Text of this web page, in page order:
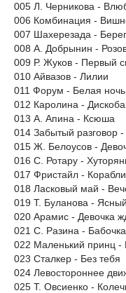
005 Л. Черникова -
006 Комбинация -
007 Шахерезада -
008 А. Добрынин -
009 Р. Жуков - Первый
010 Айвазов - Лилии
011 Форум - Белая ночь
012 Каролина -
013 А. Апина - Ксюша
014 Забытый разговор
015 Ж. Белоусов -
016 С. Ротару -
017 Фристайл -
018 Ласковый май -
019 Т. Буланова -
020 Арамис - Девочка
021 С. Разина -
022 Маленький принц -
023 Сталкер - Без тебя
024 Левостороннее
025 Т. Овсиенко -